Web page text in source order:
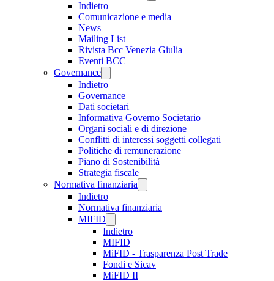
Indietro
Comunicazione e media
News
Mailing List
Rivista Bcc Venezia Giulia
Eventi BCC
Governance
Indietro
Governance
Dati societari
Informativa Governo Societario
Organi sociali e di direzione
Conflitti di interessi soggetti collegati
Politiche di remunerazione
Piano di Sostenibilità
Strategia fiscale
Normativa finanziaria
Indietro
Normativa finanziaria
MIFID
Indietro
MIFID
MiFID - Trasparenza Post Trade
Fondi e Sicav
MiFID II